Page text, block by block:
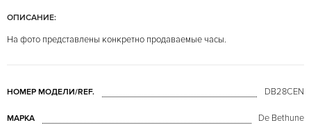
ОПИСАНИЕ:
На фото представлены конкретно продаваемые часы.
НОМЕР МОДЕЛИ/REF. DB28CEN
МАРКА De Bethune